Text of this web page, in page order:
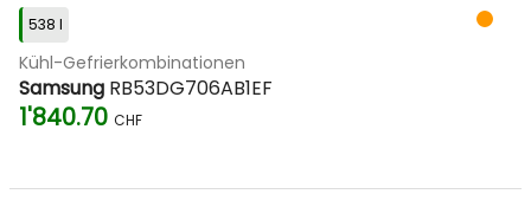
538 l
Kühl-Gefrierkombinationen
Samsung RB53DG706AB1EF
1'840.70 CHF